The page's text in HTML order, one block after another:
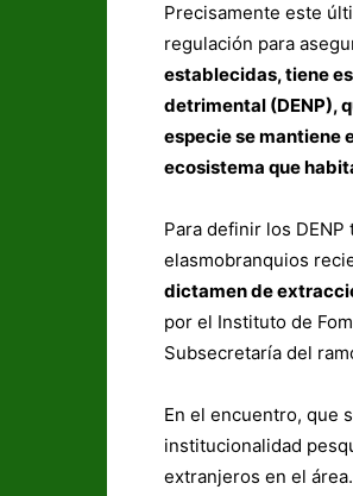
Precisamente este
regulación para
establecidas, tiene
detrimental (DENP),
especie se mantiene
ecosistema que
Para definir los
elasmobranquios
dictamen de
por el Instituto de
Subsecretaría del
En el encuentro, que
institucionalidad
extranjeros en el área.